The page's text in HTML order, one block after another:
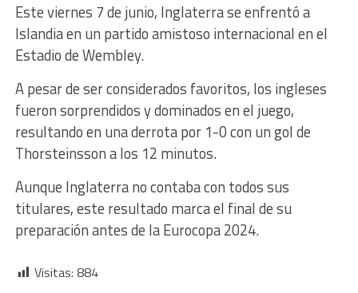
Este viernes 7 de junio, Inglaterra se enfrentó a
Islandia en un partido amistoso internacional en el
Estadio de Wembley.
A pesar de ser considerados favoritos, los ingleses
fueron sorprendidos y dominados en el juego,
resultando en una derrota por 1-0 con un gol de
Thorsteinsson a los 12 minutos.
Aunque Inglaterra no contaba con todos sus
titulares, este resultado marca el final de su
preparación antes de la Eurocopa 2024.
Visitas: 884